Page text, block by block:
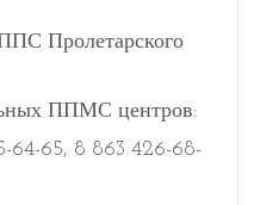
Пролетарского
ППМС центров:
64-65, 8 863 426-68-